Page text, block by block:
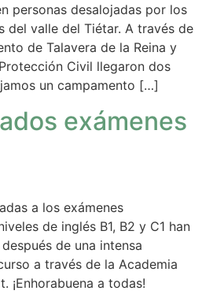
personas desalojadas por los
del valle del Tiétar. A través de
de Talavera de la Reina y
Civil llegaron dos
un campamento […]
exámenes
a los exámenes
de inglés B1, B2 y C1 han
de una intensa
a través de la Academia
¡Enhorabuena a todas!